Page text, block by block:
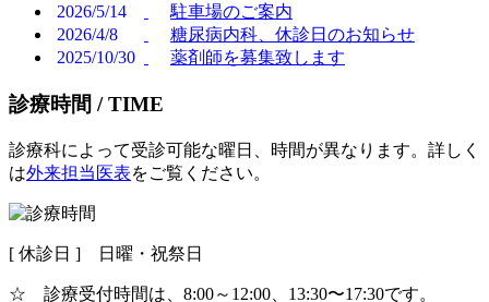
2026/5/14
駐車場のご案内
2026/4/8
糖尿病内科、休診日のお知らせ
2025/10/30
薬剤師を募集致します
診療時間 /TIME
診療科によって受診可能な曜日、時間が異なります。詳しく
は外来担当医表をご覧ください。
[ 休診日 ] 日曜・祝祭日
☆ 診療受付時間は、8:00～12:00、13:30〜17:30です。